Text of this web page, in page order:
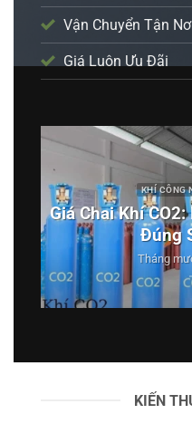
Vận Chuyển Tận
Giá Luôn Ưu Đãi
KHÍ CÔNG
Giá Chai Khí
Đúng
Tháng
KIẾN